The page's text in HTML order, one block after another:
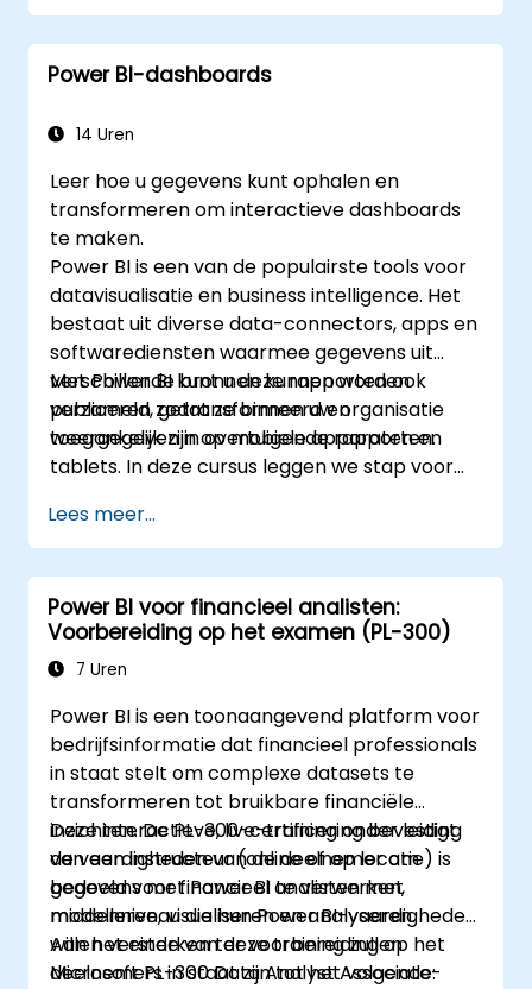
Power BI-dashboards
14 Uren
Leer hoe u gegevens kunt ophalen en
transformeren om interactieve dashboards
te maken.
Power BI is een van de populairste tools voor
datavisualisatie en business intelligence. Het
bestaat uit diverse data-connectors, apps en
softwarediensten waarmee gegevens uit
verschillende bronnen kunnen worden
verzameld, getransformeerd en
weergegeven in overtuigende rapporten.
Met Power BI kunt u deze rapporten ook
publiceren zodat ze binnen uw organisatie
toegankelijk zijn op mobiele apparaten en
tablets. In deze cursus leggen we stap voor
meerdere data-bronnen, gegevens
transformeert en rapporten creëert zoals
grafieken, tabellen, matrices en kaarten.
Lees meer...
Power BI voor financieel analisten:
Voorbereiding op het examen (PL-300)
7 Uren
Power BI is een toonaangevend platform voor
bedrijfsinformatie dat financieel professionals
in staat stelt om complexe datasets te
transformeren tot bruikbare financiële
inzichten. De PL-300-certificering bevestigt
de vaardigheden van de deelnemer om
gegevens met Power BI te verwerken,
modelleren, visualiseren en analyseren.
Deze interactieve, live-training onder leiding
van een instructeur (online of op locatie) is
bedoeld voor financieel analisten met
middenniveau die hun Power BI-vaardigheden
willen versterken ter voorbereiding op het
Microsoft PL-300 Data Analyst Associate-
Aan het einde van deze training zullen
deelnemers in staat zijn tot het volgende: